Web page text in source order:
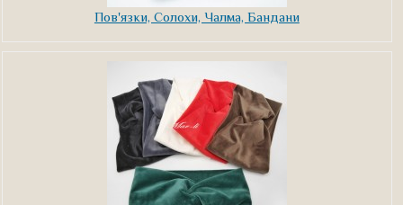
Пов'язки, Солохи, Чалма, Бандани